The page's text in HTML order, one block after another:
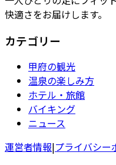
快適さをお届けします。
カテゴリー
甲府の観光
温泉の楽しみ方
ホテル・旅館
バイキング
ニュース
運営者情報|プライバシー